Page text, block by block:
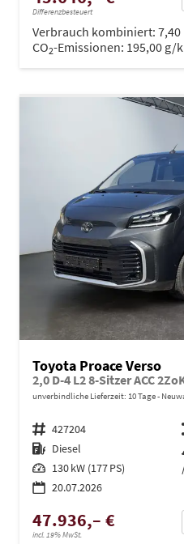
Differenzbesteuert
Verbrauch kombiniert:
CO2-Emissionen: 195,00 g/
Toyota Proace Verso
unverbindliche Lieferzeit: 10 Tage
Fahrzeugnr. 427204
Kraftstoff Diesel
Leistung 130 kW (177 PS)
20.07.2026
47.936,– €
incl. 19% MwSt.